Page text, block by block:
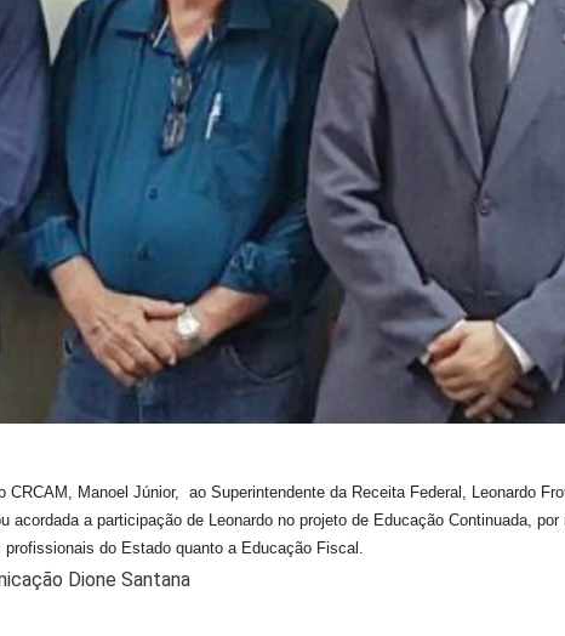
CRCAM, Manoel Júnior, ao Superintendente da Receita Federal, Leonardo
acordada a participação de Leonardo no projeto de Educação Continuada, por
do Estado quanto a Educação Fiscal.
Dione Santana